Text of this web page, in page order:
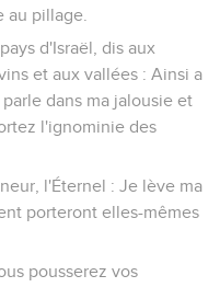
au pillage.
d'Israël, dis aux
et aux vallées : Ainsi a
dans ma jalousie et
l'ignominie des
l'Éternel : Je lève ma
porteront elles-mêmes
pousserez vos